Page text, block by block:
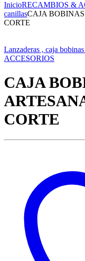
InicioRECAMBIOS &
canillasCAJA
CORTE
Lanzaderas , caja
ACCESORIOS
CAJA
CORTE